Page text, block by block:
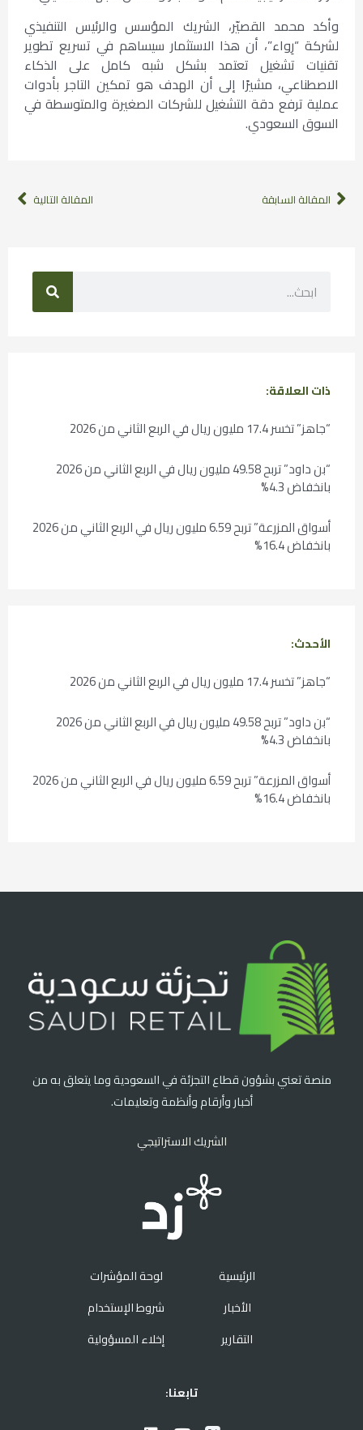
وأكد محمد القصيّر، الشريك المؤسس والرئيس التنفيذي
لشركة “رِواء”، أن هذا الاستثمار سيساهم في تسريع تطوير
تقنيات تشغيل تعتمد بشكل شبه كامل على الذكاء
الاصطناعي، مشيرًا إلى أن الهدف هو تمكين التاجر بأدوات
عملية ترفع دقة التشغيل للشركات الصغيرة والمتوسطة في
السوق السعودي.
المقالة السابقة المقالة التالية
ذات العلاقة:
“جاهز” تخسر 17.4 مليون ريال في الربع الثاني من 2026
“بن داود” تربح 49.58 مليون ريال في الربع الثاني من 2026
بانخفاض 4.3%
أسواق المزرعة” تربح 6.59 مليون ريال في الربع الثاني من 2026
بانخفاض 16.4%
الأحدث:
“جاهز” تخسر 17.4 مليون ريال في الربع الثاني من 2026
“بن داود” تربح 49.58 مليون ريال في الربع الثاني من 2026
بانخفاض 4.3%
أسواق المزرعة” تربح 6.59 مليون ريال في الربع الثاني من 2026
بانخفاض 16.4%
منصة تعني بشؤون قطاع التجزئة في السعودية وما يتعلق به من
أخبار وأرقام وأنظمة وتعليمات.
الشريك الاستراتيجي
الرئيسية
الأخبار
التقارير
لوحة المؤشرات
شروط الإستخدام
إخلاء المسؤولية
تابعنا: